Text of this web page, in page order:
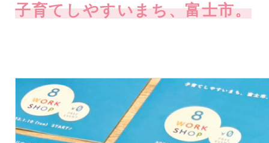
子育てしやすいまち、富士市。